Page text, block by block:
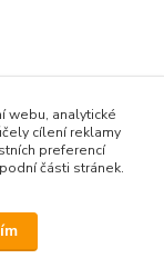
webu, analytické
cílení reklamy
preferencí
části stránek.